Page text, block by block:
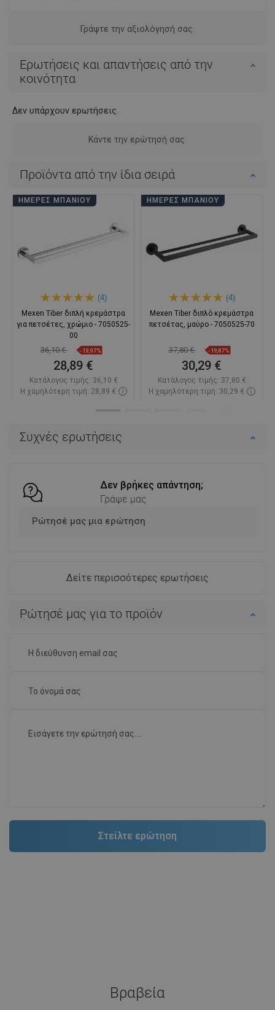
Συχνές ερωτήσεις
Δεν βρήκες απάντηση;
Γράψε μας
Ρώτησέ μας μια ερώτηση
Δείτε περισσότερες ερωτήσεις
Γράψτε την αξιολόγησή σας.
Ερωτήσεις και απαντήσεις από την
κοινότητα
Δεν υπάρχουν ερωτήσεις.
Κάντε την ερώτησή σας.
Ρώτησέ μας για το προϊόν
Προϊόντα από την ίδια σειρά
ΗΜΈΡΕΣ ΜΠΆΝΙΟΥ
(4)
Mexen Tiber διπλή κρεμάστρα
για πετσέτες, χρώμιο - 7050525-
00
36,10 € -19,97%
28,89 €
Κατάλογος τιμής: 36,10 €
Η χαμηλότερη τιμή: 28,89 €
ΗΜΈΡΕΣ ΜΠΆΝΙΟΥ
(4)
Mexen Tiber διπλό κρεμάστρα
πετσέτας, μαύρο - 7050525-70
37,80 € -19,87%
30,29 €
Κατάλογος τιμής: 37,80 €
Η χαμηλότερη τιμή: 30,29 €
Βραβεία